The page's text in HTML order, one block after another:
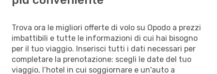
Trova ora le migliori offerte di volo su Opodo a prezzi
imbattibili e tutte le informazioni di cui hai bisogno
per il tuo viaggio. Inserisci tutti i dati necessari per
completare la prenotazione: scegli le date del tuo
viaggio, l’hotel in cui soggiornare e un'auto a